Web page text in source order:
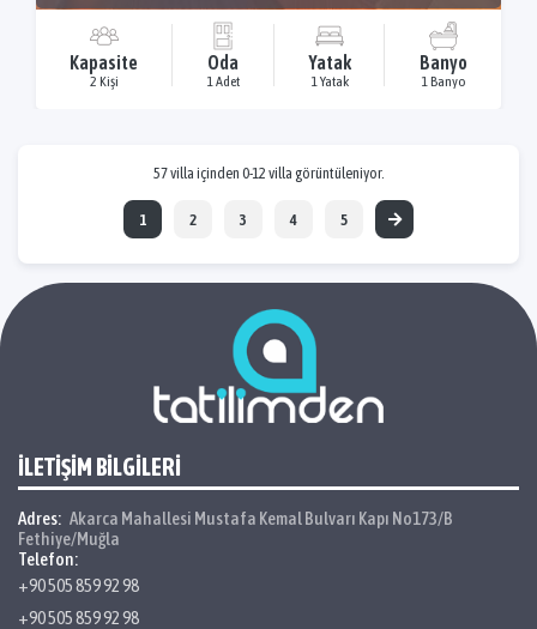
Kapasite
2 Kişi
Oda
1 Adet
Yatak
1 Yatak
Banyo
1 Banyo
57 villa içinden 0-12 villa görüntüleniyor.
1 2 3 4 5
İLETİŞİM BİLGİLERİ
Adres: Akarca Mahallesi Mustafa Kemal Bulvarı Kapı No173/B
Fethiye/Muğla
Telefon:
+90 505 859 92 98
+90 505 859 92 98